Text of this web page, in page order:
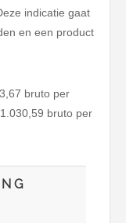
indicatie gaat
en een product
bruto per
bruto per